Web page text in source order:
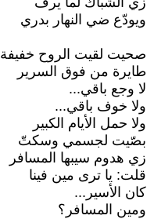
ويودّع ضي النهار بدري
صحيت لقيت الروح خفيفة
طايرة من فوق السرير
لا وجع باقي...
ولا خوف باقي...
ولا حمل الأيام الكبير
بصّيت لجسمي وسكتّ
زي هدوم سيبها المسافر
قلت: يا ترى مين فينا
كان الأسير...
ومين المسافر؟